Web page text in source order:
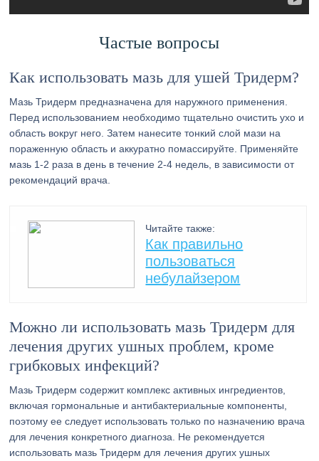
Частые вопросы
Как использовать мазь для ушей Тридерм?
Мазь Тридерм предназначена для наружного применения.
Перед использованием необходимо тщательно очистить ухо и
область вокруг него. Затем нанесите тонкий слой мази на
пораженную область и аккуратно помассируйте. Применяйте
мазь 1-2 раза в день в течение 2-4 недель, в зависимости от
рекомендаций врача.
Читайте также:
Как правильно
пользоваться
небулайзером
Можно ли использовать мазь Тридерм для
лечения других ушных проблем, кроме
грибковых инфекций?
Мазь Тридерм содержит комплекс активных ингредиентов,
включая гормональные и антибактериальные компоненты,
поэтому ее следует использовать только по назначению врача
для лечения конкретного диагноза. Не рекомендуется
использовать мазь Тридерм для лечения других ушных